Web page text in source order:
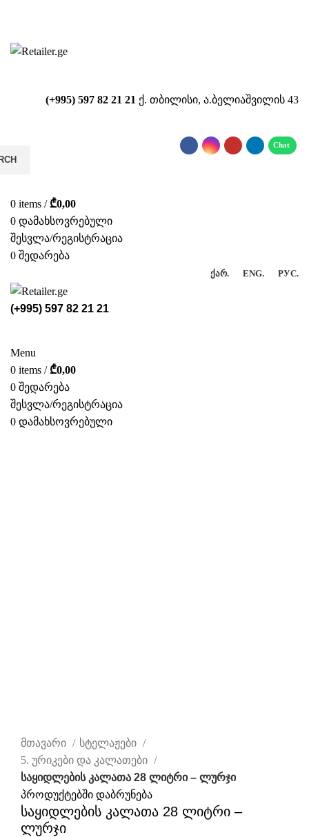
(+995) 597 82 21 21 ქ. თბილისი, ა.ბელიაშვილის 43
0 items / ₾0,00
0 დამახსოვრებული
შესვლა/რეგისტრაცია
0 შედარება
ᲥᲐᲠ. ENG. РУС.
(+995) 597 82 21 21
Menu
0 items / ₾0,00
0 შედარება
შესვლა/რეგისტრაცია
0 დამახსოვრებული
მთავარი
სტელაჟები
5. ურიკები და კალათები
საყიდლების კალათა 28 ლიტრი – ლურჯი
პროდუქტებში დაბრუნება
საყიდლების კალათა 28 ლიტრი –
ლურჯი